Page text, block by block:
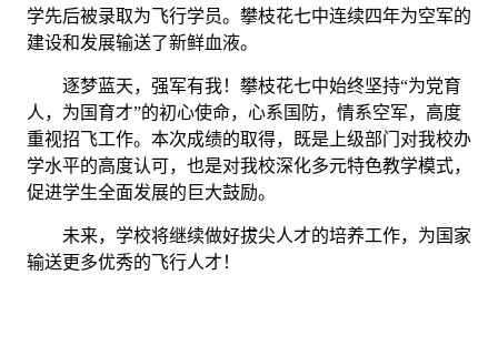
学先后被录取为飞行学员。攀枝花七中连续四年为空军的
建设和发展输送了新鲜血液。
逐梦蓝天，强军有我！攀枝花七中始终坚持“为党育
人，为国育才”的初心使命，心系国防，情系空军，高度
重视招飞工作。本次成绩的取得，既是上级部门对我校办
学水平的高度认可，也是对我校深化多元特色教学模式，
促进学生全面发展的巨大鼓励。
未来，学校将继续做好拔尖人才的培养工作，为国家
输送更多优秀的飞行人才！